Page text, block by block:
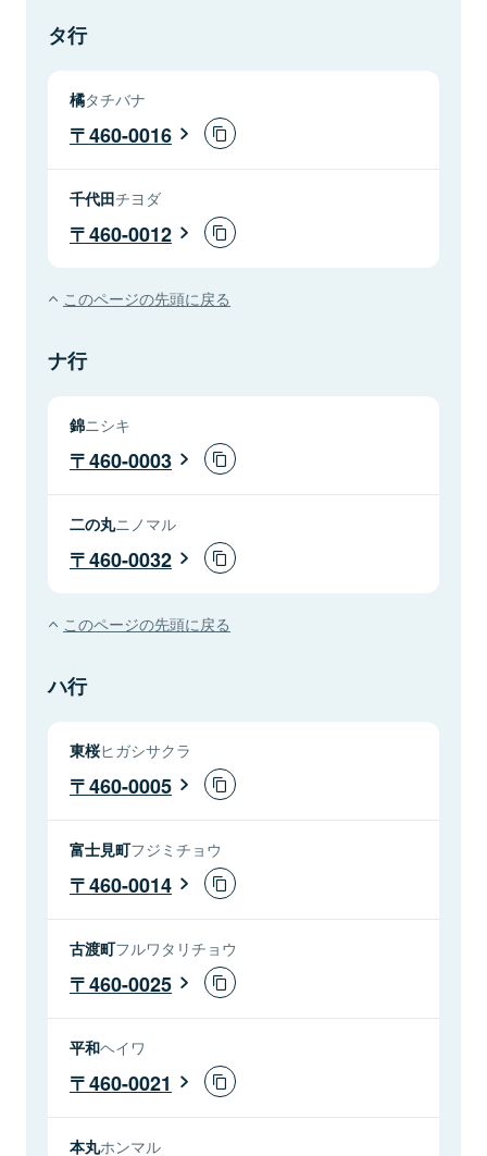
タ行
橘タチバナ
460-0016
千代田チヨダ
460-0012
このページの先頭に戻る
ナ行
錦ニシキ
460-0003
二の丸ニノマル
460-0032
このページの先頭に戻る
ハ行
東桜ヒガシサクラ
460-0005
富士見町フジミチョウ
460-0014
古渡町フルワタリチョウ
460-0025
平和ヘイワ
460-0021
本丸ホンマル